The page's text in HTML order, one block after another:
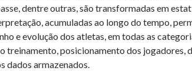
dentre outras, são transformadas em
acumuladas ao longo do tempo,
e evolução dos atletas, em todas as
treinamento, posicionamento dos jogadores,
dados armazenados.